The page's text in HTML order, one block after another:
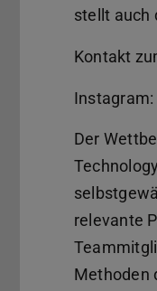
stellt auch
Kontakt
Instagram:
Der
relevante
Methoden